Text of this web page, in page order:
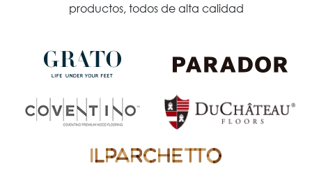
productos, todos de alta calidad